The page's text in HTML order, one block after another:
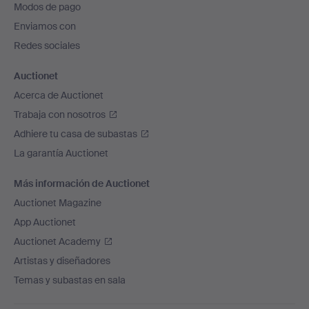
de
página
Modos de pago
Enviamos con
Redes sociales
Auctionet
Acerca de Auctionet
Trabaja con nosotros
Adhiere tu casa de subastas
La garantía Auctionet
Más información de Auctionet
Auctionet Magazine
App Auctionet
Auctionet Academy
Artistas y diseñadores
Temas y subastas en sala